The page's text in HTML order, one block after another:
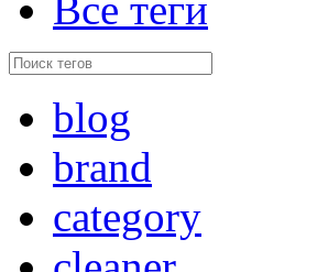
Все теги
blog
brand
category